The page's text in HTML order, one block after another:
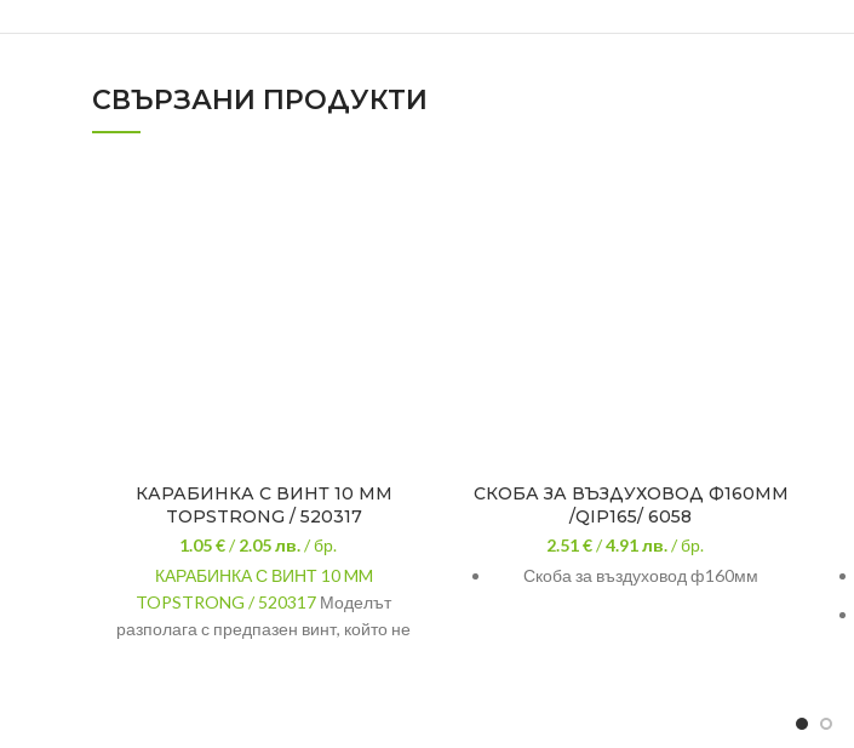
СВЪРЗАНИ ПРОДУКТИ
КАРАБИНКА С ВИНТ 10 MM
TOPSTRONG / 520317
1.05 €/2.05лв. / бр.
КАРАБИНКА С ВИНТ 10 MM
TOPSTRONG / 520317 Моделът
разполага с предпазен винт, който не
СКОБА ЗА ВЪЗДУХОВОД Ф160ММ
/QIP165/ 6058
2.51 €/4.91лв. / бр.
Скоба за въздуховод ф160мм